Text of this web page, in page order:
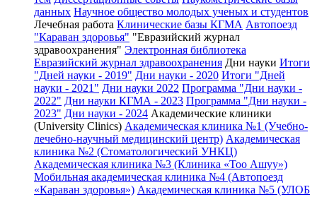
данных Научное общество молодых ученых и студентов
Лечебная работа Клинические базы КГМА Автопоезд
"Караван здоровья" "Евразийский журнал
здравоохранения" Электронная библиотека
Евразийский журнал здравоохранения Дни науки Итоги
"Дней науки - 2019" Дни науки - 2020 Итоги "Дней
науки - 2021" Дни науки 2022 Программа "Дни науки -
2022" Дни науки КГМА - 2023 Программа "Дни науки -
2023" Дни науки - 2024 Академические клиники
(University Clinics) Академическая клиника №1 (Учебно-
лечебно-научный медицинский центр) Академическая
клиника №2 (Стоматологический УНКЦ)
Академическая клиника №3 (Клиника «Тоо Ашуу»)
Мобильная академическая клиника №4 (Автопоезд
«Караван здоровья») Академическая клиника №5 (УЛОБ